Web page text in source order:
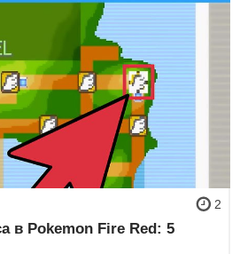
2
в Pokemon Fire Red: 5